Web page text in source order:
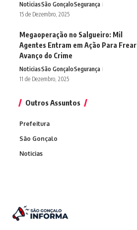
NoticiasSão GonçaloSegurança
15 de Dezembro, 2025
Megaoperação no Salgueiro: Mil
Agentes Entram em Ação Para Frear
Avanço do Crime
NoticiasSão GonçaloSegurança
11 de Dezembro, 2025
Outros Assuntos
Prefeitura
São Gonçalo
Noticias